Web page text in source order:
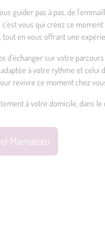
guider pas à pas, de
vous qui créez ce
en vous offrant une
d’échanger sur votre
à votre rythme et celui
revivre ce moment chez
à votre domicile, dans
Mamatoto